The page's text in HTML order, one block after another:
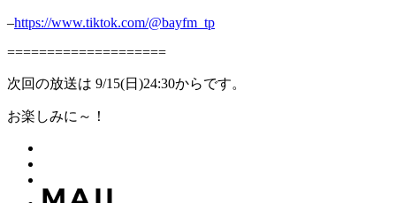
–https://www.tiktok.com/@bayfm_tp
====================
次回の放送は 9/15(日)24:30からです。
お楽しみに～！